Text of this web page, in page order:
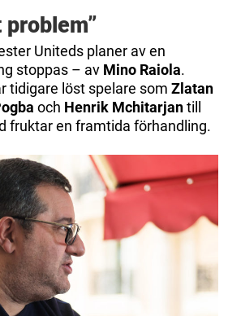
problem”
Uniteds planer av en
stoppas – av Mino Raiola.
tidigare löst spelare som Zlatan
och Henrik Mchitarjantill
fruktar en framtida förhandling.